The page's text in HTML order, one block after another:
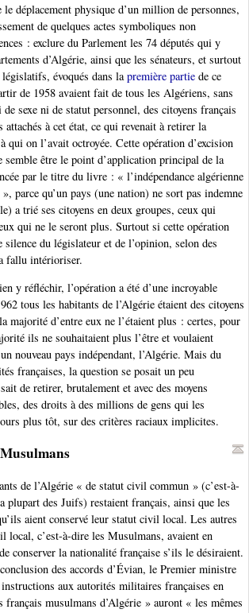
déplacement physique d’un million de personnes,
de quelques actes symboliques non
: exclure du Parlement les 74 députés qui y
d’Algérie, ainsi que les sénateurs, et surtout
évoqués dans la première partie de ce
de 1958 avaient fait de tous les Algériens, sans
sexe ni de statut personnel, des citoyens français
à cet état, ce qui revenait à retirer la
qui on l’avait octroyée. Cette opération d’excision
semble être le point d’application principal de la
par le titre du livre : « l’indépendance algérienne
parce qu’un pays (une nation) ne sort pas indemne
a trié ses citoyens en deux groupes, ceux qui
qui ne le seront plus. Surtout si cette opération
silence du législateur et de l’opinion, selon des
fallu intérioriser.
y réfléchir, l’opération a été d’une incroyable
tous les habitants de l’Algérie étaient des citoyens
majorité d’entre eux ne l’étaient plus : certes, pour
ils ne souhaitaient plus l’être et voulaient
nouveau pays indépendant, l’Algérie. Mais du
françaises, la question se posait un peu
de retirer, brutalement et avec des moyens
des droits à des millions de gens qui les
plus tôt, sur des critères raciaux implicites.
de l’Algérie « de statut civil commun » (c’est-à-
plupart des Juifs) restaient français, ainsi que les
aient conservé leur statut civil local. Les autres
local, c’est-à-dire les Musulmans, avaient en
conserver la nationalité française s’ils le désiraient.
des accords d’Évian, le Premier ministre
aux autorités militaires françaises en
musulmans d’Algérie » auront « les mêmes